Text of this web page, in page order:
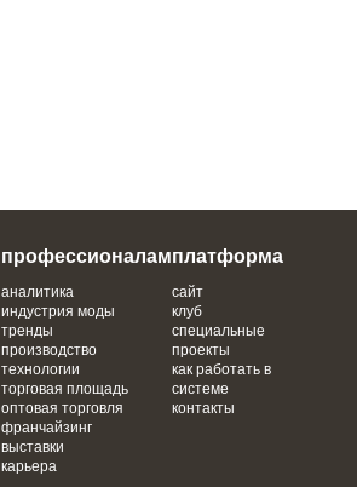
профессионалам
аналитика
индустрия моды
тренды
производство
технологии
торговая площадь
оптовая торговля
франчайзинг
выставки
карьера
платформа
сайт
клуб
специальные
проекты
как работать в
системе
контакты